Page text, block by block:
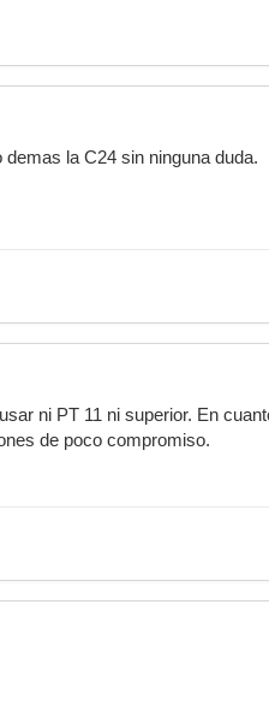
la C24 sin ninguna duda.
ni PT 11 ni superior. En
de poco compromiso.